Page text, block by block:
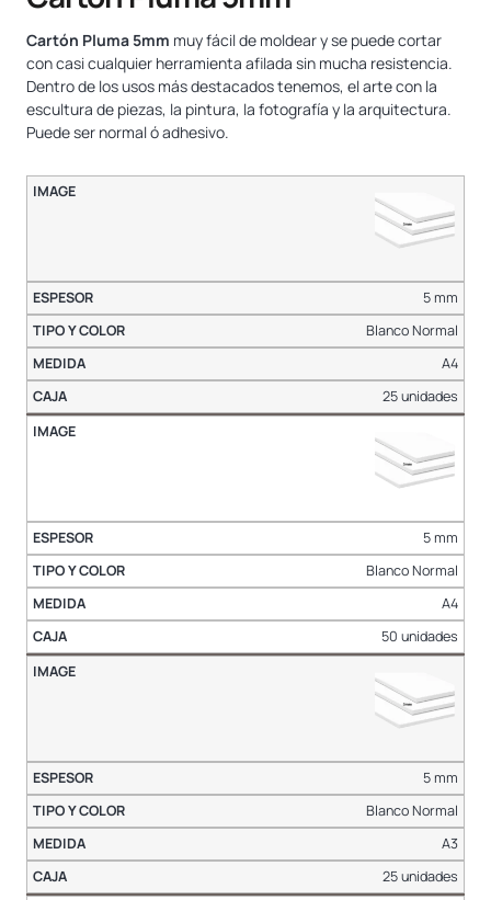
Cartón Pluma 5mm muy fácil de moldear y se puede cortar
con casi cualquier herramienta afilada sin mucha resistencia.
Dentro de los usos más destacados tenemos, el arte con la
escultura de piezas, la pintura, la fotografía y la arquitectura.
Puede ser normal ó adhesivo.
5 mm
Blanco Normal
A4
25 unidades
5 mm
Blanco Normal
A4
50 unidades
5 mm
Blanco Normal
A3
25 unidades